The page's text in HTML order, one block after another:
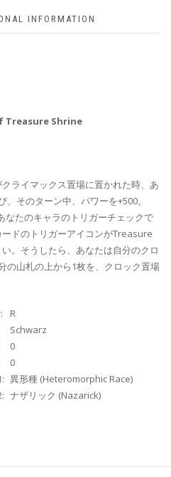
INFORMATION
Treasure Shrine
ライマックス置場に置かれた時、あ
そのターン中、パワーを+500。
なたのキャラのトリガーチェックで
ドのトリガーアイコンがTreasure
。そうしたら、あなたは自分のクロ
の山札の上から1枚を、クロック置場
R
Schwarz
0
0
異形種 (Heteromorphic Race)
ナザリック (Nazarick)